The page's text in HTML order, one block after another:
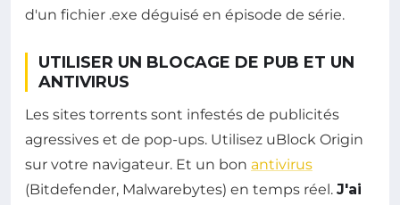
d'un fichier .exe déguisé en épisode de série.
UTILISER UN BLOCAGE DE PUB ET UN
ANTIVIRUS
Les sites torrents sont infestés de publicités
agressives et de pop-ups. Utilisez uBlock Origin
sur votre navigateur. Et un bon antivirus
(Bitdefender, Malwarebytes) en temps réel. J'ai